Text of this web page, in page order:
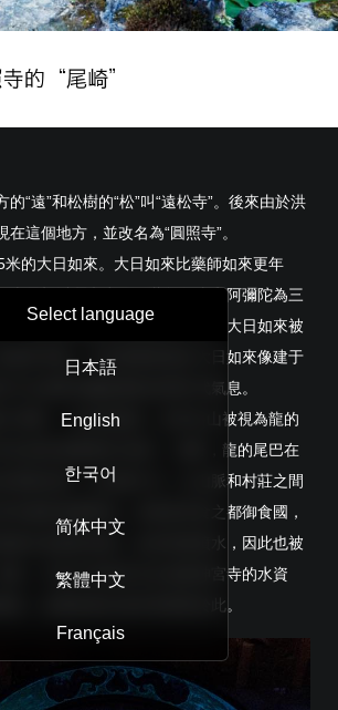
“遠”和松樹的“松”叫“遠松寺”。後來由於洪
這個地方，並改名為“圓照寺”。
米的大日如來。大日如來比藥師如來更年
本最初以釋迦牟尼、藥師如來和阿彌陀為三
，當空海和最澄的密教傳入後，大日如來被
最高等級。作為密教根基的大日如來像建于
可以感受到鐮倉雕刻的新時代氣息。
“尾崎”。在這個地區，多田岳山被視為龍的
在的區域被稱為“龍前”。那麼，龍的尾巴在
尾崎這裡。以這種方式，在山脈和村莊之間
寺廟來保護聖地。這裡是美食之都御食國，
護水資源的意識。由於龍會噴水，因此也被
來，不是只有神宮寺在保護神宮寺的水資
區，這種意識已經深深紮根於此。
Select language
日本語
English
한국어
简体中文
繁體中文
Français